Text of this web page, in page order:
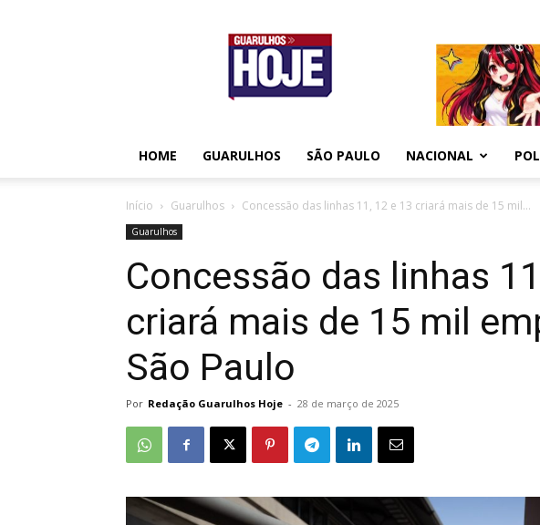
Guarulhos
Hoje
HOME GUARULHOS SÃO PAULO NACIONAL
Início Guarulhos Concessão das linhas 11, 12 e 13 criará mais de 15 mil...
Guarulhos
Concessão das linhas
criará mais de 15 mil
São Paulo
Por Redação Guarulhos Hoje - 28 de março de 2025